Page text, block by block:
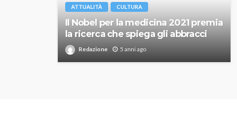
ATTUALITÀ CULTURA
Il Nobel per la medicina 2021 premia
la ricerca che spiega gli abbracci
Redazione 5 anni ago